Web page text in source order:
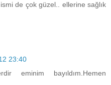
de çok güzel.. ellerine sağlık
23:40
eminim bayıldım.Hemen